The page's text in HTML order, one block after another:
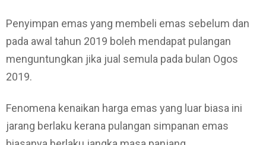
Penyimpan emas yang membeli emas sebelum dan
pada awal tahun 2019 boleh mendapat pulangan
menguntungkan jika jual semula pada bulan Ogos
2019.
Fenomena kenaikan harga emas yang luar biasa ini
jarang berlaku kerana pulangan simpanan emas